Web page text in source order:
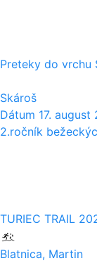
Preteky do vrchu
Skároš
Dátum 17. august
2.ročník
TURIEC TRAIL
Blatnica, Martin